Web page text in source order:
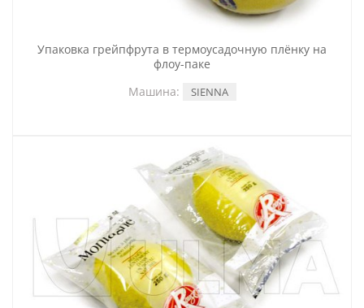
Упаковка грейпфрута в термоусадочную плёнку на
флоу-паке
Машина:
SIENNA